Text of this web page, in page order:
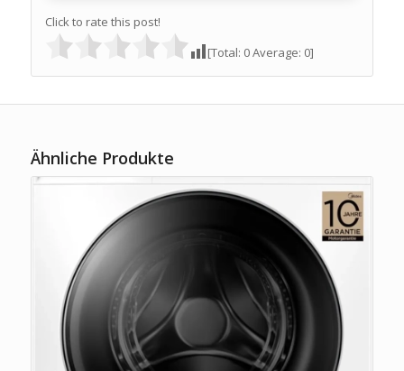
Click to rate this post!
[Total: 0Average: 0]
Ähnliche Produkte